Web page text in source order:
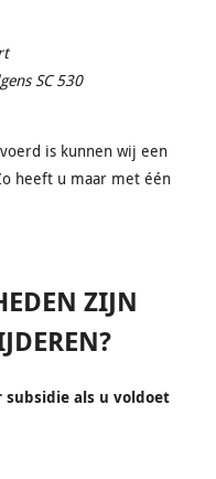
SC 530
is kunnen wij een
heeft u maar met één
ZIJN
als u voldoet